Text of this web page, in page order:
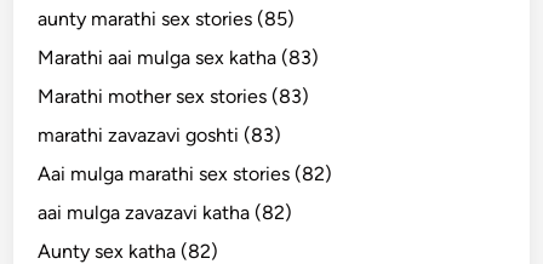
aunty marathi sex stories (85)
Marathi aai mulga sex katha (83)
Marathi mother sex stories (83)
marathi zavazavi goshti (83)
Aai mulga marathi sex stories (82)
aai mulga zavazavi katha (82)
Aunty sex katha (82)